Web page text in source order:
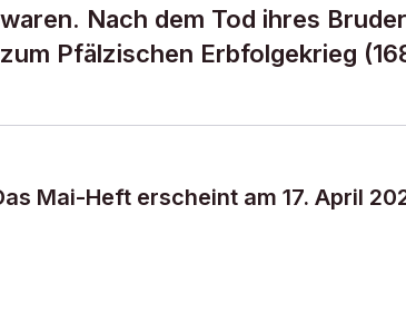
Nach dem Tod ihres
Pfälzischen Erbfolgekrieg
Mai-Heft erscheint am 17. April